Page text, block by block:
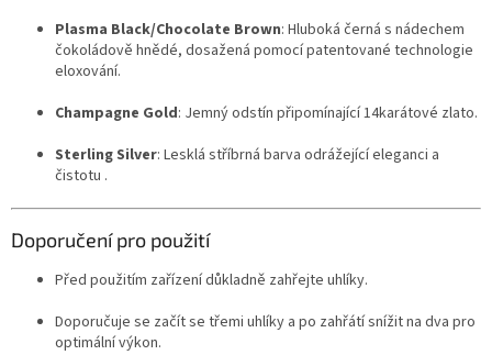
Plasma Black/Chocolate Brown: Hluboká černá s nádechem
čokoládově hnědé, dosažená pomocí patentované technologie
eloxování.
Champagne Gold: Jemný odstín připomínající 14karátové zlato.
Sterling Silver: Lesklá stříbrná barva odrážející eleganci a
čistotu .
Doporučení pro použití
Před použitím zařízení důkladně zahřejte uhlíky.
Doporučuje se začít se třemi uhlíky a po zahřátí snížit na dva pro
optimální výkon.